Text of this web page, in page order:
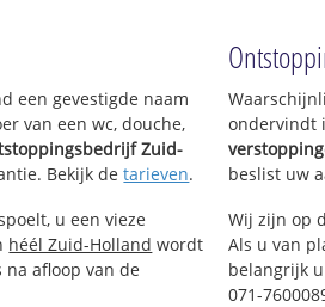
een gevestigde naam
van een wc, douche,
Zuid-
Bekijk detarieven.
u een vieze
héél Zuid-Holland wordt
afloop van de
ondervindt
beslist uw
Wij zijn op
Als u van
belangrijk
071-